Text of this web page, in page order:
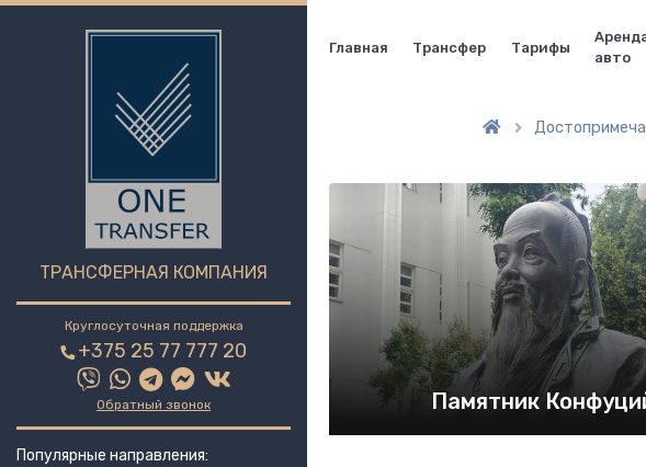
ТРАНСФЕРНАЯ КОМПАНИЯ
Круглосуточная поддержка
+375 25 77 777 20
Обратный звонок
Популярные направления:
Главная Трансфер Тарифы
авто

Памятник